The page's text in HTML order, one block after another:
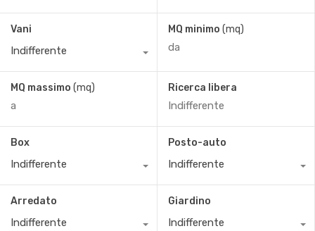
Vani
Indifferente
MQ minimo (mq)
MQ massimo (mq) Ricerca libera
Box
Indifferente
Posto-auto
Indifferente
Arredato
Indifferente
Giardino
Indifferente